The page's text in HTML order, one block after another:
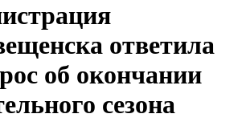
ответила
об окончании
сезона